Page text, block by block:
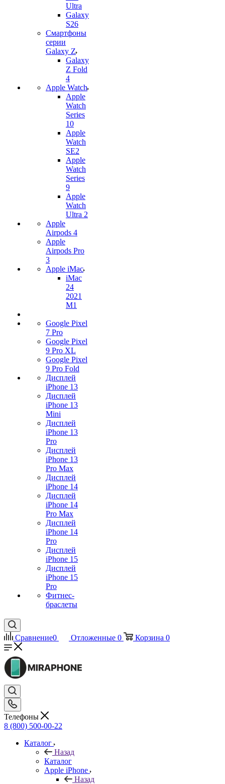
Ultra
Galaxy
S26
Смартфоны
серии
Galaxy Z
Galaxy
Z Fold
4
Apple Watch
Apple
Watch
Series
10
Apple
Watch
SE2
Apple
Watch
Series
9
Apple
Watch
Ultra 2
Apple
Airpods 4
Apple
Airpods Pro
3
Apple iMac
iMac
24
2021
M1
Google Pixel
7 Pro
Google Pixel
9 Pro XL
Google Pixel
9 Pro Fold
Дисплей
iPhone 13
Дисплей
iPhone 13
Mini
Дисплей
iPhone 13
Pro
Дисплей
iPhone 13
Pro Max
Дисплей
iPhone 14
Дисплей
iPhone 14
Pro Max
Дисплей
iPhone 14
Pro
Дисплей
iPhone 15
Дисплей
iPhone 15
Pro
Фитнес-
браслеты
Сравнение0 Отложенные 0 Корзина 0
Телефоны
8 (800) 500-00-22
Каталог
Назад
Каталог
Apple iPhone
Назад